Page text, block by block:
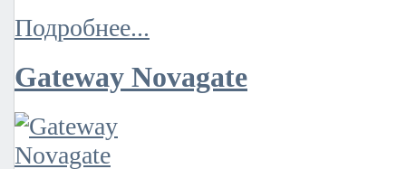
Подробнее...
Gateway Novagate